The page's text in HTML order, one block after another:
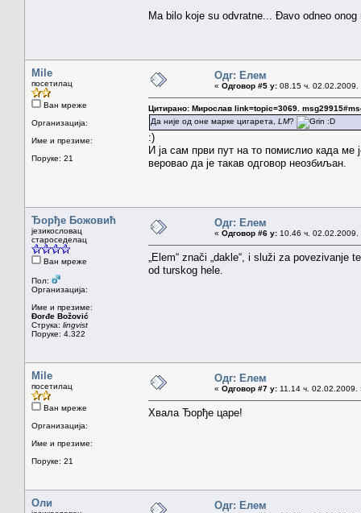
Ma bilo koje su odvratne... Đavo odneo
Mile
посетилац
Ван мреже
Организација:
Име и презиме:
Поруке: 21
Одг: Елем
« Одговор #5 у: 08.15 ч. 02.02.2009.
Цитирано: Мирослав link=topic=3069.
Да није од оне марке цигарета, LM? :D
:)
И ја сам први пут на то помислио када
веровао да је такав одговор неозбиљан.
Ђорђе Божовић
језикословац
староседелац
Ван мреже
Пол:
Организација:
Име и презиме:
Đorđe Božović
Струка: lingvist
Поруке: 4.322
Одг: Елем
« Одговор #6 у: 10.46 ч. 02.02.2009.
„Elem“ znači „dakle“, i služi za
od turskog hele.
Mile
посетилац
Ван мреже
Организација:
Име и презиме:
Поруке: 21
Одг: Елем
« Одговор #7 у: 11.14 ч. 02.02.2009.
Хвала Ђорђе царе!
Оли Одг: Елем